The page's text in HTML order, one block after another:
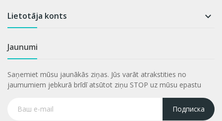
Lietotāja konts 
Jaunumi
Saņemiet mūsu jaunākās ziņas. Jūs varāt atrakstities no
jaumumiem jebkurā brīdī atsūtot ziņu STOP uz mūsu epastu
Подписка